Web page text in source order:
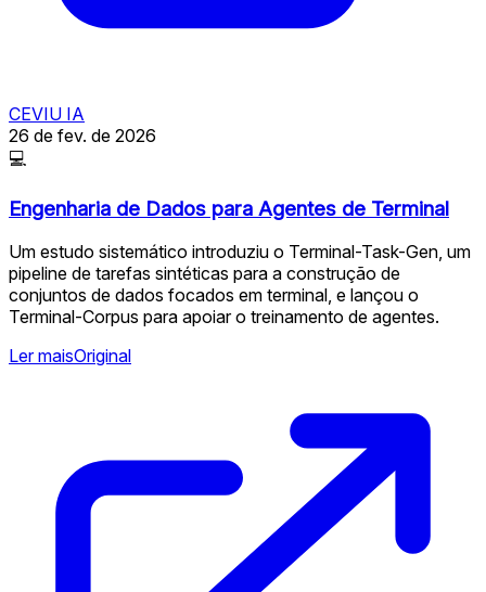
CEVIU IA
26 de fev. de 2026
💻
Engenharia de Dados para Agentes de Terminal
Um estudo sistemático introduziu o Terminal-Task-Gen, um
pipeline de tarefas sintéticas para a construção de
conjuntos de dados focados em terminal, e lançou o
Terminal-Corpus para apoiar o treinamento de agentes.
Ler maisOriginal